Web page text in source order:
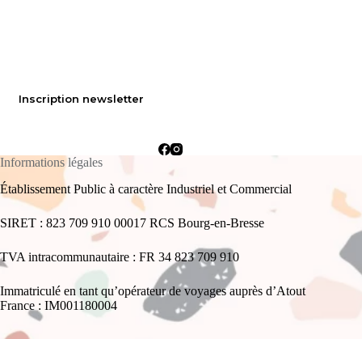
Inscription newsletter
Informations légales
Établissement Public à caractère Industriel et Commercial
SIRET : 823 709 910 00017 RCS Bourg-en-Bresse
TVA intracommunautaire : FR 34 823 709 910
Immatriculé en tant qu’opérateur de voyages auprès d’Atout
France : IM001180004